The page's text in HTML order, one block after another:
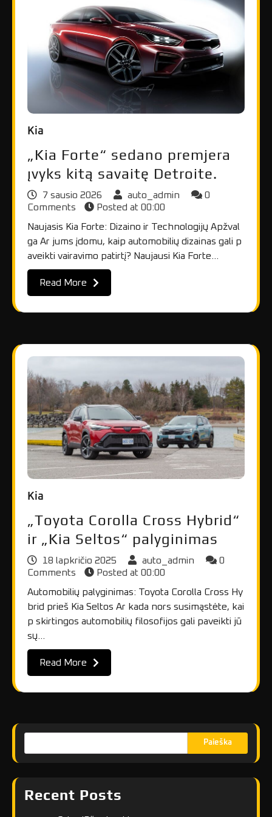
Kia
„Kia Forte“ sedano premjera
įvyks kitą savaitę Detroite.
7 sausio 2026 auto_admin
0
Comments
Posted at 00:00
Naujasis Kia Forte: Dizaino ir Technologijų Apžval
ga Ar jums įdomu, kaip automobilių dizainas gali p
aveikti vairavimo patirtį? Naujausi Kia Forte…
Read More
Kia
„Toyota Corolla Cross Hybrid“
ir „Kia Seltos“ palyginimas
18 lapkričio 2025 auto_admin
0
Comments
Posted at 00:00
Automobilių palyginimas: Toyota Corolla Cross Hy
brid prieš Kia Seltos Ar kada nors susimąstėte, kai
p skirtingos automobilių filosofijos gali paveikti jū
sų…
Read More
Paieška
Recent Posts